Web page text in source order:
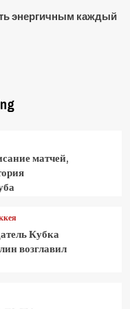
энергичным каждый
матчей,
Кубка
возглавил